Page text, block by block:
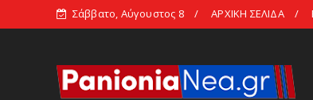
Σάββατο, Αύγουστος 8 ΑΡΧΙΚΗ ΣΕΛΙΔΑ